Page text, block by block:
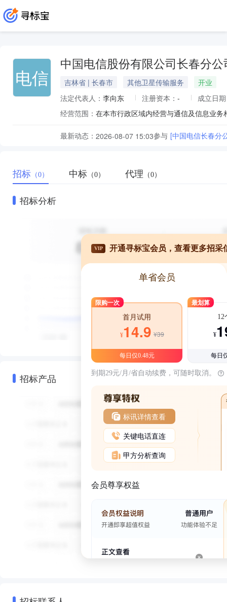
电信
中国电信股份有限公司长春分公
吉林省 | 长春市 其他卫星传输服务
开业
法定代表人： 李向东 注册资本： -
成立日
经营范围：
最新动态： 2026-08-07 15:03参与 [中国电信长春分
招标 （0） 中标 （0） 代理 （0）
招标分析
招标产品
VIP 开通寻标宝会员，查看更多招采
单省会员
限购一次
首月试用
¥14.9 ¥39
每日仅0.48元
最划算
12
¥
每日
到期29元/月/省自动续费，可随时取消。
标讯详情查看
关键电话直连
甲方分析查询
会员尊享权益